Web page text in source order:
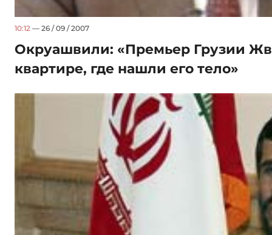
10:12 — 26 / 09 / 2007
Окруашвили: «Премьер Грузии
квартире, где нашли его тело»